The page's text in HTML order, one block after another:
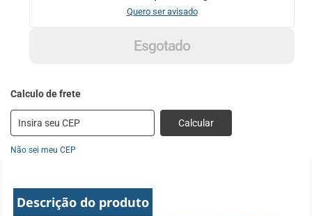
Esgotado
Quero ser avisado
Calcular
Não sei meu CEP
Descrição do produto